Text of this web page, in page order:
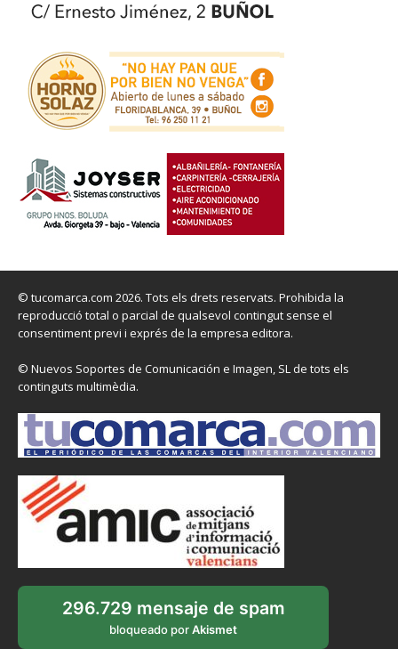
© tucomarca.com 2026. Tots els drets reservats. Prohibida la
reproducció total o parcial de qualsevol contingut sense el
consentiment previ i exprés de la empresa editora.
© Nuevos Soportes de Comunicación e Imagen, SL de tots els
continguts multimèdia.
296.729 mensaje de spam
bloqueado porAkismet